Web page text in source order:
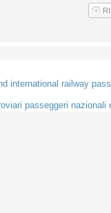
international railway
passeggeri